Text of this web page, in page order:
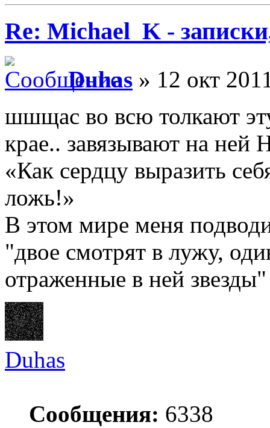
Re: Michael_K -
Duhas » 12 окт
шшщас во всю толкают
крае.. завязывают на
«Как сердцу выразить
ложь!»
В этом мире меня
"двое смотрят в лужу,
отраженные в ней звезды"
Duhas
Сообщения: 6338